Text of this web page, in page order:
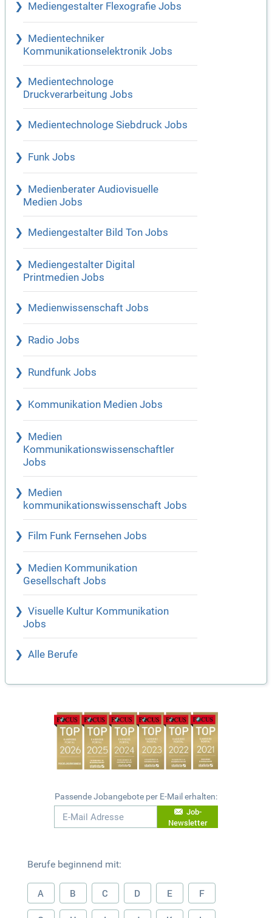
Mediengestalter Flexografie Jobs
Medientechniker
Kommunikationselektronik Jobs
Medientechnologe
Druckverarbeitung Jobs
Medientechnologe Siebdruck Jobs
Funk Jobs
Medienberater Audiovisuelle
Medien Jobs
Mediengestalter Bild Ton Jobs
Mediengestalter Digital
Printmedien Jobs
Medienwissenschaft Jobs
Radio Jobs
Rundfunk Jobs
Kommunikation Medien Jobs
Medien
Kommunikationswissenschaftler
Jobs
Medien
kommunikationswissenschaft Jobs
Film Funk Fernsehen Jobs
Medien Kommunikation
Gesellschaft Jobs
Visuelle Kultur Kommunikation
Jobs
Alle Berufe
Passende Jobangebote per E-Mail erhalten:
Job-
Newsletter
Berufe beginnend mit:
A B C D E F